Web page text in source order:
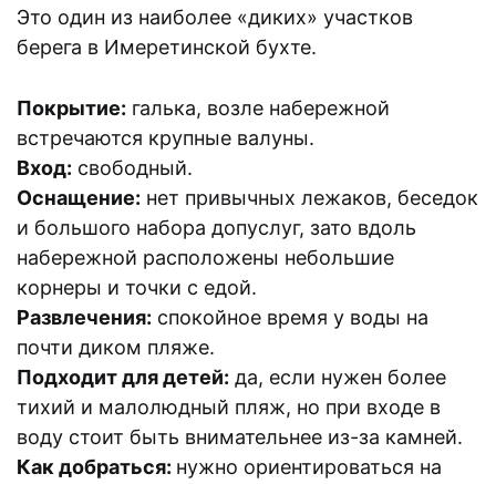
Это один из наиболее «диких» участков
берега в Имеретинской бухте.
Покрытие: галька, возле набережной
встречаются крупные валуны.
Вход: свободный.
Оснащение: нет привычных лежаков, беседок
и большого набора допуслуг, зато вдоль
набережной расположены небольшие
корнеры и точки с едой.
Развлечения: спокойное время у воды на
почти диком пляже.
Подходит для детей: да, если нужен более
тихий и малолюдный пляж, но при входе в
воду стоит быть внимательнее из-за камней.
Как добраться: нужно ориентироваться на